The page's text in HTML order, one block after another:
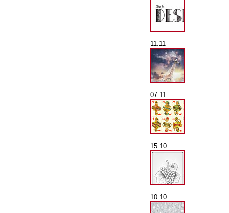
11.11
07.11
15.10
10.10